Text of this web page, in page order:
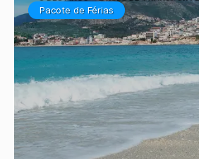
Pacote de Férias